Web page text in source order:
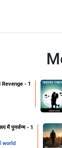
- 1
में पुनर्जन्म - 1
world